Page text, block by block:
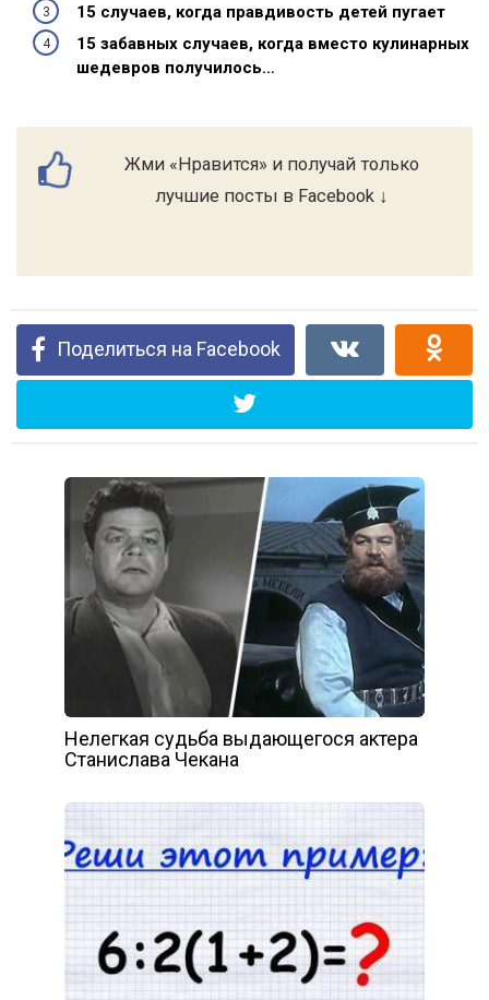
15 случаев, когда правдивость детей пугает
15 забавных случаев, когда вместо кулинарных
шедевров получилось…
Жми «Нравится» и получай только
лучшие посты в Facebook ↓
Поделиться на Facebook
Нелегкая судьба выдающегося актера
Станислава Чекана